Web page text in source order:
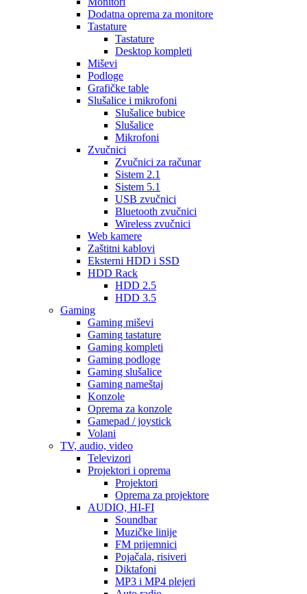
Dodatna oprema za monitore
Tastature
Tastature
Desktop kompleti
Miševi
Podloge
Grafičke table
Slušalice i mikrofoni
Slušalice bubice
Slušalice
Mikrofoni
Zvučnici
Zvučnici za računar
Sistem 2.1
Sistem 5.1
USB zvučnici
Bluetooth zvučnici
Wireless zvučnici
Web kamere
Zaštitni kablovi
Eksterni HDD i SSD
HDD Rack
HDD 2.5
HDD 3.5
Gaming
Gaming miševi
Gaming tastature
Gaming kompleti
Gaming podloge
Gaming slušalice
Gaming nameštaj
Konzole
Oprema za konzole
Gamepad / joystick
Volani
TV, audio, video
Televizori
Projektori i oprema
Projektori
Oprema za projektore
AUDIO, HI-FI
Soundbar
Muzičke linije
FM prijemnici
Pojačala, risiveri
Diktafoni
MP3 i MP4 plejeri